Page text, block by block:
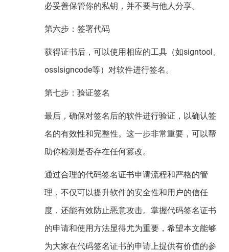
必妥善保管你的私钥，并不要与他人分享。
第六步：签署代码
获得证书后，可以使用相应的工具（如signtool、
osslsigncode等）对软件进行签名。
第七步：验证签名
最后，确保对签名后的软件进行验证，以确认签
名的有效性和完整性。这一步非常重要，可以帮
助你检测是否存在任何篡改。
通过合理的代码签名证书申请流程和严格的管
理，不仅可以提升软件的安全性和用户的信任
度，还能有效防止恶意攻击。掌握代码签名证书
的申请和使用方法显得尤为重要，希望本文能够
为大家在代码签名证书的申请上提供有价值的参